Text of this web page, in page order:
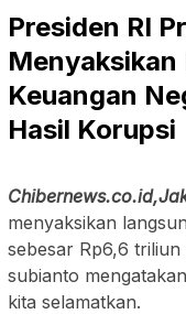
Presiden RI
Menyaksikan
Keuangan
Hasil Korupsi
menyaksikan
sebesar Rp6,6
subianto
kita selamatkan.